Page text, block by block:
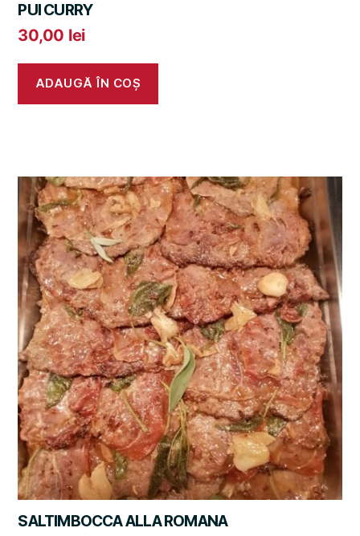
PUI CURRY
30,00 lei
ADAUGĂ ÎN COȘ
SALTIMBOCCA ALLA ROMANA